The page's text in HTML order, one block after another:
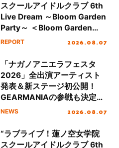
スクールアイドルクラブ 6th
Live Dream ～Bloom Garden
Party～ ＜Bloom Garden
Party Stage／埼玉公演＞”
REPORT 2026.08.07
「ナガノアニエラフェスタ
2026」全出演アーティスト
発表＆新ステージ初公開！
GEARMANIAの参戦も決定
し、初となる第3ステージの
NEWS 2026.08.07
“ラブライブ！蓮ノ空女学院
スクールアイドルクラブ 6th